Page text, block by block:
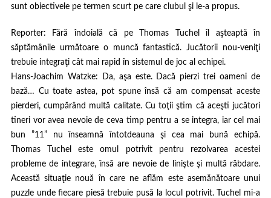
sunt obiectivele pe termen scurt pe care clubul şi le-a propus.
Reporter: Fără îndoială că pe Thomas Tuchel îl aşteaptă în
săptămânile următoare o muncă fantastică. Jucătorii nou-veniţi
trebuie integraţi cât mai rapid în sistemul de joc al echipei.
Hans-Joachim Watzke: Da, aşa este. Dacă pierzi trei oameni de
bază… Cu toate astea, pot spune însă că am compensat aceste
pierderi, cumpărând multă calitate. Cu toţii ştim că aceşti jucători
tineri vor avea nevoie de ceva timp pentru a se integra, iar cel mai
bun ”11” nu înseamnă întotdeauna şi cea mai bună echipă.
Thomas Tuchel este omul potrivit pentru rezolvarea acestei
probleme de integrare, însă are nevoie de linişte şi multă răbdare.
Această situaţie nouă în care ne aflăm este asemănătoare unui
puzzle unde fiecare piesă trebuie pusă la locul potrivit. Tuchel mi-a